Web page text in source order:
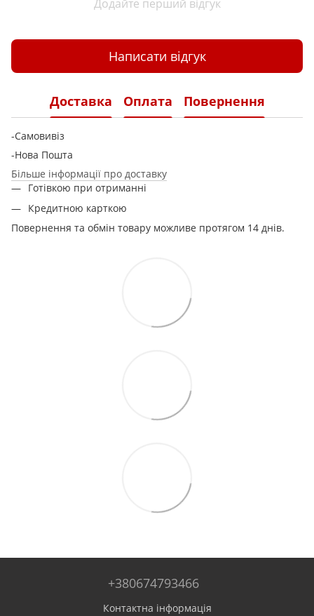
Додайте перший відгук
Написати відгук
Доставка Оплата Повернення
-Самовивіз
-Нова Пошта
Більше інформації про доставку
Готівкою при отриманні
Кредитною карткою
Повернення та обмін товару можливе протягом 14 днів.
+380674793466
Контактна інформація